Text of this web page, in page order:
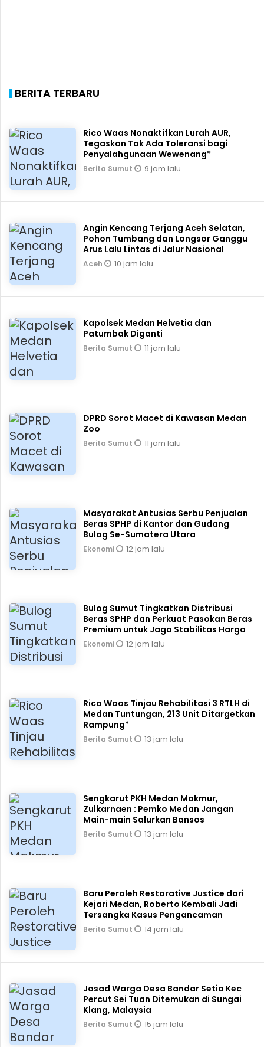
BERITA TERBARU
Rico Waas Nonaktifkan Lurah AUR,
Tegaskan Tak Ada Toleransi bagi
Penyalahgunaan Wewenang*
Berita Sumut 9 jam lalu
Angin Kencang Terjang Aceh Selatan,
Pohon Tumbang dan Longsor Ganggu
Arus Lalu Lintas di Jalur Nasional
Aceh 10 jam lalu
Kapolsek Medan Helvetia dan
Patumbak Diganti
Berita Sumut 11 jam lalu
DPRD Sorot Macet di Kawasan Medan
Zoo
Berita Sumut 11 jam lalu
Masyarakat Antusias Serbu Penjualan
Beras SPHP di Kantor dan Gudang
Bulog Se-Sumatera Utara
Ekonomi 12 jam lalu
Bulog Sumut Tingkatkan Distribusi
Beras SPHP dan Perkuat Pasokan Beras
Premium untuk Jaga Stabilitas Harga
Ekonomi 12 jam lalu
Rico Waas Tinjau Rehabilitasi 3 RTLH di
Medan Tuntungan, 213 Unit Ditargetkan
Rampung*
Berita Sumut 13 jam lalu
Sengkarut PKH Medan Makmur,
Zulkarnaen : Pemko Medan Jangan
Main-main Salurkan Bansos
Berita Sumut 13 jam lalu
Baru Peroleh Restorative Justice dari
Kejari Medan, Roberto Kembali Jadi
Tersangka Kasus Pengancaman
Berita Sumut 14 jam lalu
Jasad Warga Desa Bandar Setia Kec
Percut Sei Tuan Ditemukan di Sungai
Klang, Malaysia
Berita Sumut 15 jam lalu